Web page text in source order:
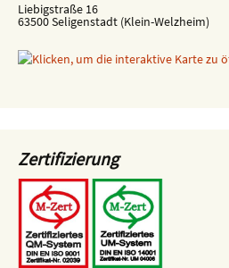
Liebigstraße 16
63500 Seligenstadt (Klein-Welzheim)
Zertifizierung